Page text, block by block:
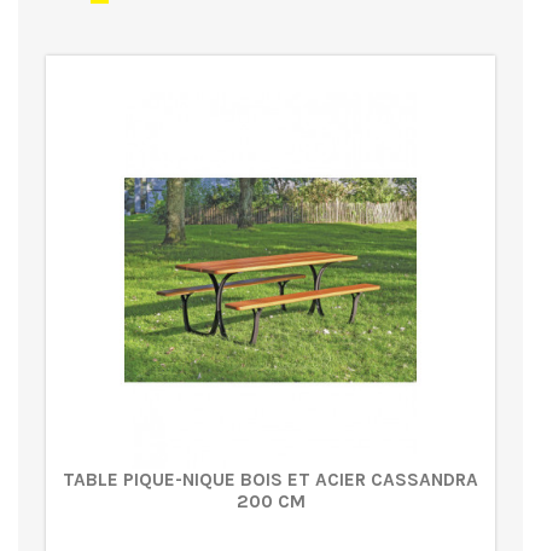
TABLE PIQUE-NIQUE BOIS ET ACIER CASSANDRA
200 CM